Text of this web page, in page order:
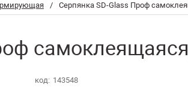
/ Серпянка SD-Glass Проф
код: 143548